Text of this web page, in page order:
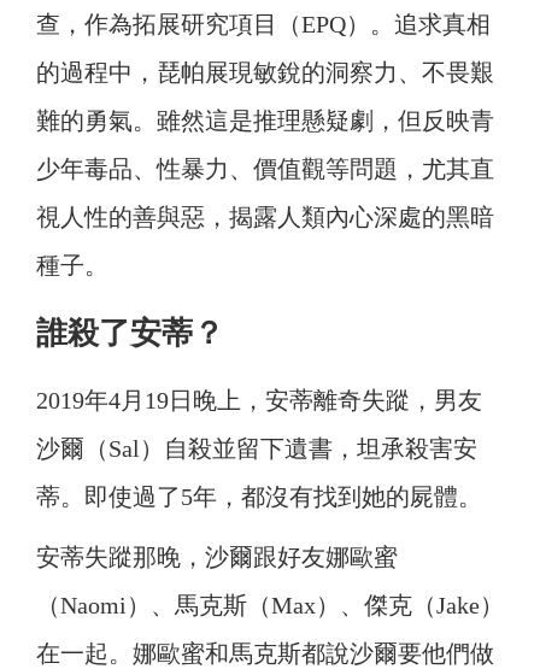
查，作為拓展研究項目（EPQ）。追求真相
的過程中，琵帕展現敏銳的洞察力、不畏艱
難的勇氣。雖然這是推理懸疑劇，但反映青
少年毒品、性暴力、價值觀等問題，尤其直
視人性的善與惡，揭露人類內心深處的黑暗
種子。
誰殺了安蒂？
2019年4月19日晚上，安蒂離奇失蹤，男友
沙爾（Sal）自殺並留下遺書，坦承殺害安
蒂。即使過了5年，都沒有找到她的屍體。
安蒂失蹤那晚，沙爾跟好友娜歐蜜
（Naomi）、馬克斯（Max）、傑克（Jake）
在一起。娜歐蜜和馬克斯都說沙爾要他們做